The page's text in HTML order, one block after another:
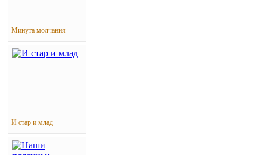
Минута молчания
И стар и млад